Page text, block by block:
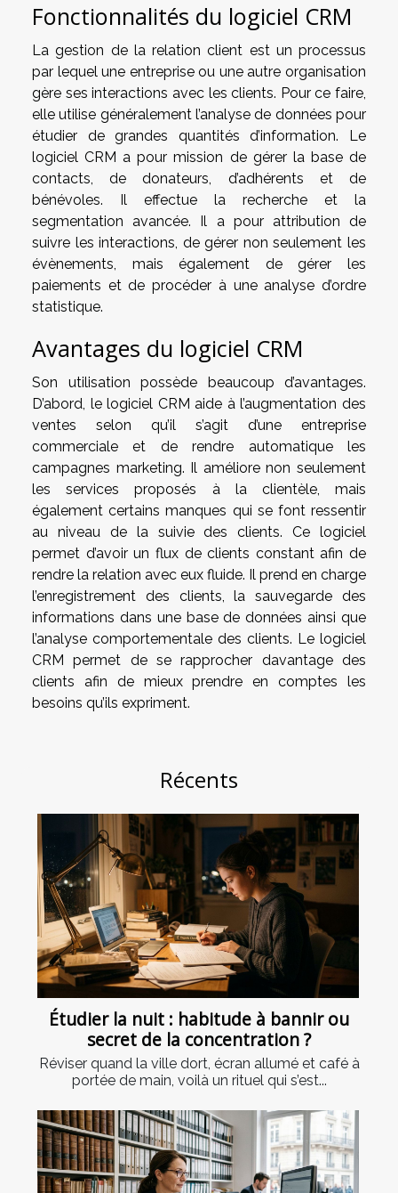
Fonctionnalités du logiciel CRM
La gestion de la relation client est un processus
par lequel une entreprise ou une autre organisation
gère ses interactions avec les clients. Pour ce faire,
elle utilise généralement l’analyse de données pour
étudier de grandes quantités d’information. Le
logiciel CRM a pour mission de gérer la base de
contacts, de donateurs, d’adhérents et de
bénévoles. Il effectue la recherche et la
segmentation avancée. Il a pour attribution de
suivre les interactions, de gérer non seulement les
évènements, mais également de gérer les
paiements et de procéder à une analyse d’ordre
statistique.
Avantages du logiciel CRM
Son utilisation possède beaucoup d’avantages.
D’abord, le logiciel CRM aide à l’augmentation des
ventes selon qu’il s’agit d’une entreprise
commerciale et de rendre automatique les
campagnes marketing. Il améliore non seulement
les services proposés à la clientèle, mais
également certains manques qui se font ressentir
au niveau de la suivie des clients. Ce logiciel
permet d’avoir un flux de clients constant afin de
rendre la relation avec eux fluide. Il prend en charge
l’enregistrement des clients, la sauvegarde des
informations dans une base de données ainsi que
l’analyse comportementale des clients. Le logiciel
CRM permet de se rapprocher davantage des
clients afin de mieux prendre en comptes les
besoins qu’ils expriment.
Récents
Étudier la nuit : habitude à bannir ou
secret de la concentration ?
Réviser quand la ville dort, écran allumé et café à
portée de main, voilà un rituel qui s’est...